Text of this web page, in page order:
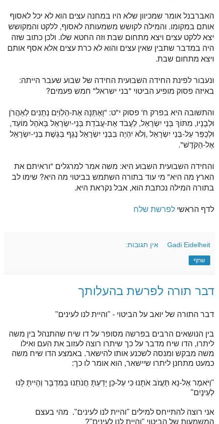
האברבנל אומר שמכיוון שלא היו במחנה עצים הוא לא יכל לאסוף
אותם במקומו. והמילה לקושש משמעותה לאסוף, ללקט והמקושש
יצא ללקט עצים ויצא מתחום שבת וזה החטא שלו. ולכן כתוב שזה
היה במדבר שתבין שאין עצים והוא לא כרת עצים אלא אסף אותם
ויצא מתחום שבת.
ונעבור לפינת החידה השבועית החידה של שבוע שעבר הייתה:
באיזה פסוק מופיע הביטוי "בני ישראל" חמש פעמים?
והתשובה היא בפרק ח' פסוק י"ט: "וָאֶתְּנָה אֶת-הַלְוִיִּם נְתֻנִים לְאַהֲרֹן
וּלְבָנָיו, מִתּוֹךְ בְּנֵי יִשְׂרָאֵל, לַעֲבֹד אֶת-עֲבֹדַת בְּנֵי-יִשְׂרָאֵל בְּאֹהֶל מוֹעֵד,
וּלְכַפֵּר עַל-בְּנֵי יִשְׂרָאֵל ,וְלֹא יִהְיֶה בִּבְנֵי יִשְׂרָאֵל נֶגֶף בְּגֶשֶׁת בְּנֵי-יִשְׂרָאֵל
אֶל-הַקֹּדֶשׁ".
והחידה השבועית השבוע היא: משה אמר למרגלים "וראיתם את
הארץ מה היא" מי עוד בתורה השתמש בביטוי מה היא? שימו לב
בתורה המילה נכתבת הוא, אבל נקראת היא.
לדף הראשי לפרשת שלח
Gadi Eidelheit אין תגובות:
שתף
דבר תורה לפרשת בהעלותך
דבר התורה של יואב על הביטוי - "והיית לנו לעינים"
בין הנושאים הרבים בפרשה מסופר על דו שיח שהתנהל בין משה
ליתרו, הדו שיח מדבר על כך שיתרו רוצה לעזוב את העם ואילו
משה מבקש ומנסה לשכנע אותו להישאר. באמצע הדו שיח משה
כמעט מתחנן ליתרו שיישאר, הוא אומר לו כך:
"וַיֹּאמֶר אַל-נָא תַּעֲזֹב אֹתָנוּ כִּי עַל-כֵּן יָדַעְתָּ חֲנֹתֵנוּ בַּמִּדְבָּר וְהָיִיתָ לָּנוּ
לְעֵינָיִם"
אני רוצה להתייחס למילים "והיית לנו לעינים". מהי בעצם
המשמעות של הביטוי "והיית לנו לעינים"?